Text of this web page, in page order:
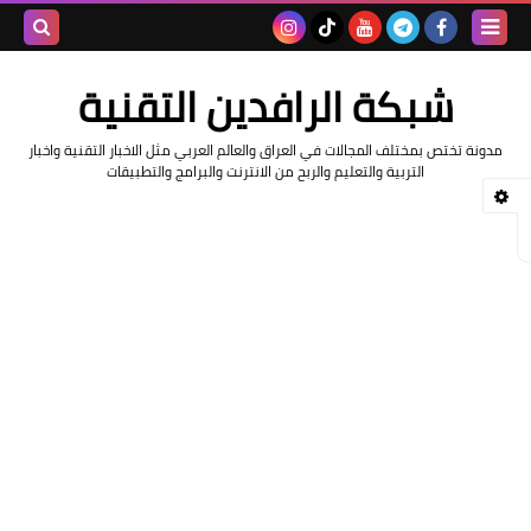
شبكة الرافدين التقنية
مدونة تختص بمختلف المجالات في العراق والعالم العربي مثل الاخبار التقنية واخبار
التربية والتعليم والربح من الانترنت والبرامج والتطبيقات